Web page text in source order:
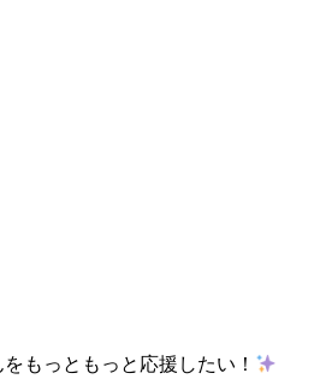
もっともっと応援したい！